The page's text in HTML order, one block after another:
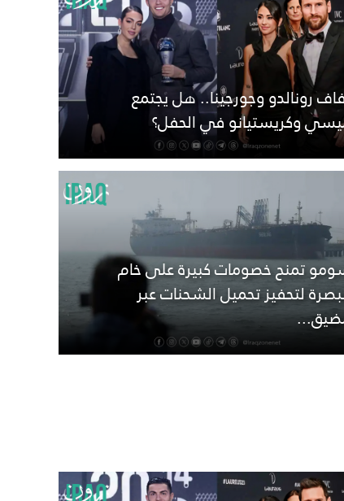
رونالدو وجورجينا.. هل يجتمع
وكريستيانو في الحفل؟
تمنح خصومات كبيرة على خام
لتحفيز تحميل الشحنات عبر